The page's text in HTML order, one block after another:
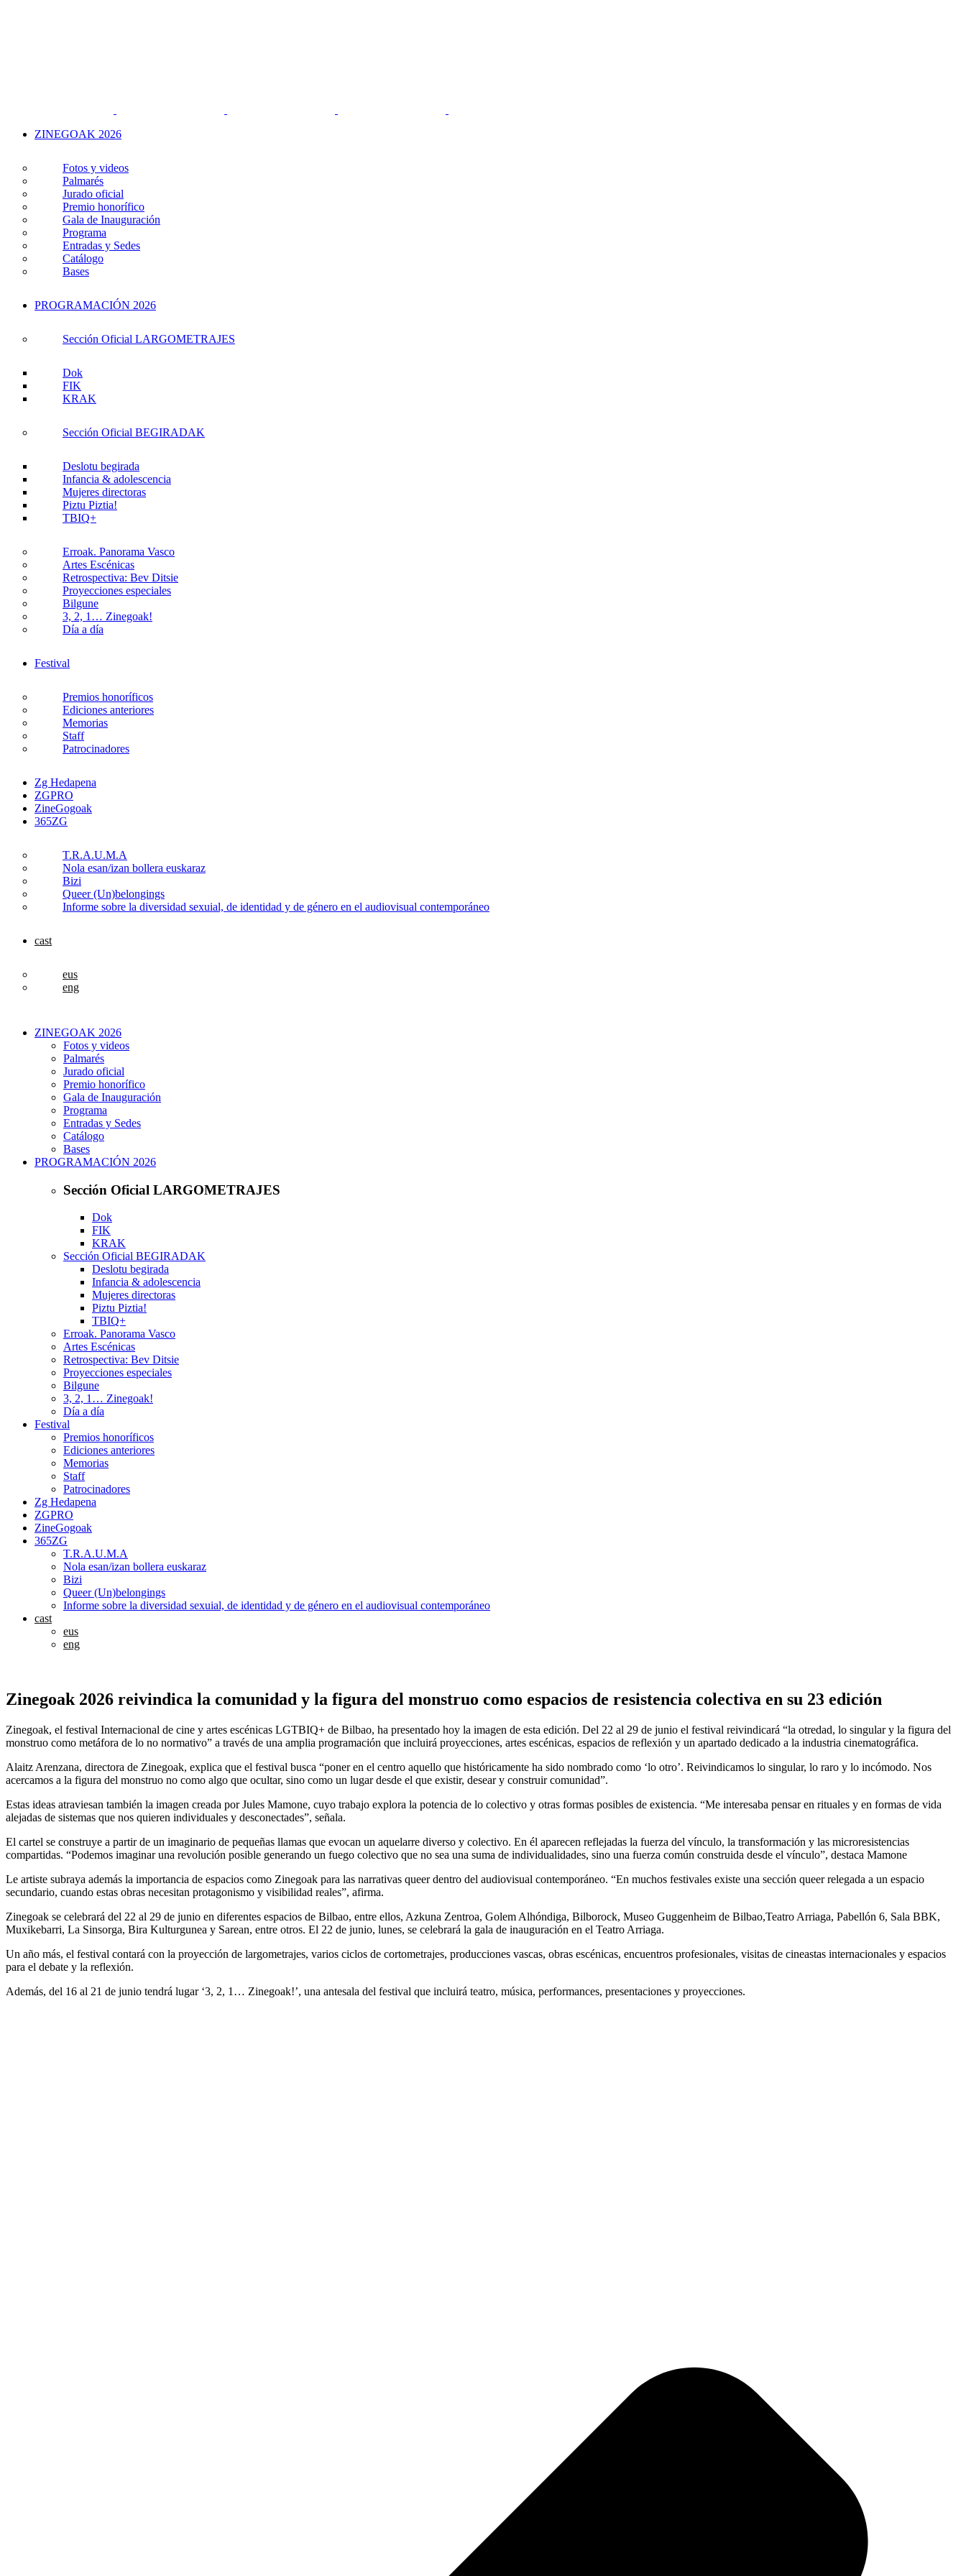
ZINEGOAK 2026
Fotos y videos
Palmarés
Jurado oficial
Premio honorífico
Gala de Inauguración
Programa
Entradas y Sedes
Catálogo
Bases
PROGRAMACIÓN 2026
Sección Oficial LARGOMETRAJES
Dok
FIK
KRAK
Sección Oficial BEGIRADAK
Deslotu begirada
Infancia & adolescencia
Mujeres directoras
Piztu Piztia!
TBIQ+
Erroak. Panorama Vasco
Artes Escénicas
Retrospectiva: Bev Ditsie
Proyecciones especiales
Bilgune
3, 2, 1… Zinegoak!
Día a día
Festival
Premios honoríficos
Ediciones anteriores
Memorias
Staff
Patrocinadores
Zg Hedapena
ZGPRO
ZineGogoak
365ZG
T.R.A.U.M.A
Nola esan/izan bollera euskaraz
Bizi
Queer (Un)belongings
Informe sobre la diversidad sexuial, de identidad y de género en el audiovisual contemporáneo
cast
eus
eng
ZINEGOAK 2026
Fotos y videos
Palmarés
Jurado oficial
Premio honorífico
Gala de Inauguración
Programa
Entradas y Sedes
Catálogo
Bases
PROGRAMACIÓN 2026
Sección Oficial LARGOMETRAJES
Dok
FIK
KRAK
Sección Oficial BEGIRADAK
Deslotu begirada
Infancia & adolescencia
Mujeres directoras
Piztu Piztia!
TBIQ+
Erroak. Panorama Vasco
Artes Escénicas
Retrospectiva: Bev Ditsie
Proyecciones especiales
Bilgune
3, 2, 1… Zinegoak!
Día a día
Festival
Premios honoríficos
Ediciones anteriores
Memorias
Staff
Patrocinadores
Zg Hedapena
ZGPRO
ZineGogoak
365ZG
T.R.A.U.M.A
Nola esan/izan bollera euskaraz
Bizi
Queer (Un)belongings
Informe sobre la diversidad sexuial, de identidad y de género en el audiovisual contemporáneo
cast
eus
eng
Zinegoak 2026 reivindica la comunidad y la figura del monstruo como espacios de resistencia colectiva en su 23 edición
Zinegoak, el festival Internacional de cine y artes escénicas LGTBIQ+ de Bilbao, ha presentado hoy la imagen de esta edición. Del 22 al 29 de junio el festival reivindicará “la otredad, lo singular y la figura del
monstruo como metáfora de lo no normativo” a través de una amplia programación que incluirá proyecciones, artes escénicas, espacios de reflexión y un apartado dedicado a la industria cinematográfica.
Alaitz Arenzana, directora de Zinegoak, explica que el festival busca “poner en el centro aquello que históricamente ha sido nombrado como ‘lo otro’. Reivindicamos lo singular, lo raro y lo incómodo. Nos
acercamos a la figura del monstruo no como algo que ocultar, sino como un lugar desde el que existir, desear y construir comunidad”.
Estas ideas atraviesan también la imagen creada por Jules Mamone, cuyo trabajo explora la potencia de lo colectivo y otras formas posibles de existencia. “Me interesaba pensar en rituales y en formas de vida
alejadas de sistemas que nos quieren individuales y desconectades”, señala.
El cartel se construye a partir de un imaginario de pequeñas llamas que evocan un aquelarre diverso y colectivo. En él aparecen reflejadas la fuerza del vínculo, la transformación y las microresistencias
compartidas. “Podemos imaginar una revolución posible generando un fuego colectivo que no sea una suma de individualidades, sino una fuerza común construida desde el vínculo”, destaca Mamone
Le artiste subraya además la importancia de espacios como Zinegoak para las narrativas queer dentro del audiovisual contemporáneo. “En muchos festivales existe una sección queer relegada a un espacio
secundario, cuando estas obras necesitan protagonismo y visibilidad reales”, afirma.
Zinegoak se celebrará del 22 al 29 de junio en diferentes espacios de Bilbao, entre ellos, Azkuna Zentroa, Golem Alhóndiga, Bilborock, Museo Guggenheim de Bilbao,Teatro Arriaga, Pabellón 6, Sala BBK,
Muxikebarri, La Sinsorga, Bira Kulturgunea y Sarean, entre otros. El 22 de junio, lunes, se celebrará la gala de inauguración en el Teatro Arriaga.
Un año más, el festival contará con la proyección de largometrajes, varios ciclos de cortometrajes, producciones vascas, obras escénicas, encuentros profesionales, visitas de cineastas internacionales y espacios
para el debate y la reflexión.
Además, del 16 al 21 de junio tendrá lugar ‘3, 2, 1… Zinegoak!’, una antesala del festival que incluirá teatro, música, performances, presentaciones y proyecciones.